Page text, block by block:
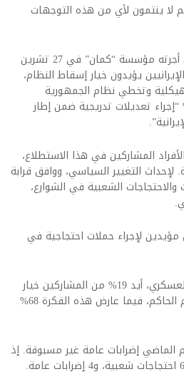
أنهم لا ينتمون لأي من هذه التوجهات
ونُشرت نتائج آخر استطلاع رأي أجرته مؤسسة “كمان” في 27 تشرين
أن 35% من الإيرانيين يؤيدون خيار إسقاط النظام،
هيكلية وتخطي نظام الجمهورية
في حين أيد 12% “إجراء تعديلات تدريجية ضمن إطار
أيد 65% من الأفراد المشاركين في هذا الاستطلاع،
لإحداث التغيير السياسي، ووافق قرابة
والاحتجاجات الشعبية في الشوارع،
مؤيدين لإجراء حملات احتجاجية في
وعلى صعيد استخدام الخيار العسكري، أيد 19% من المشاركين خيار
المواجهة المسلحة مع النظام الحاكم، فيما عارض هذه الفكرة 68%
الماضي إضرابات عامة غير مسبوقة. إذ